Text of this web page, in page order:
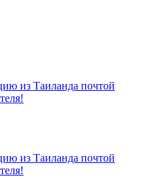
из Таиланда почтой
из Таиланда почтой